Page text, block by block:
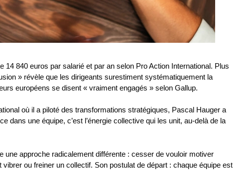
840 euros par salarié et par an selon Pro Action International. Plus
» révèle que les dirigeants surestiment systématiquement la
européens se disent « vraiment engagés » selon Gallup.
où il a piloté des transformations stratégiques, Pascal Hauger a
dans une équipe, c’est l’énergie collective qui les unit, au-delà de la
approche radicalement différente : cesser de vouloir motiver
ou freiner un collectif. Son postulat de départ : chaque équipe est